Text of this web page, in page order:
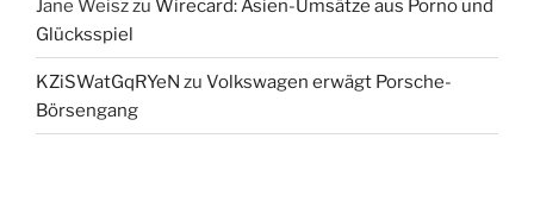
Jane Weiszzu Wirecard: Asien-Umsätze aus Porno und
Glücksspiel
KZiSWatGqRYeN zu Volkswagen erwägt Porsche-
Börsengang